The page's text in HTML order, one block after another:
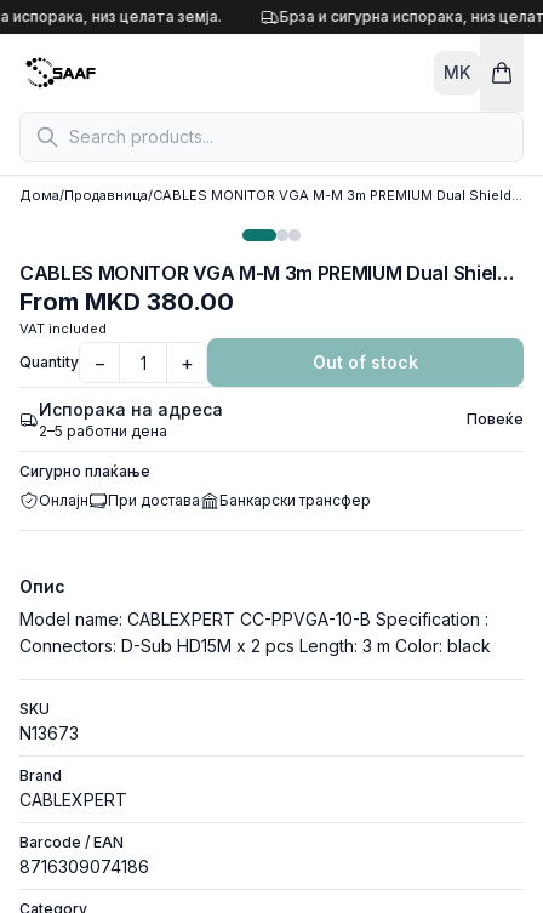
Skip to content
испорака, низ целата земја. Брза и сигурна испорака, низ
MK
Дома/Продавница/ CABLES MONITOR VGA M-M 3m PREMIUM Dual Shielded w/ Ferrite Core CABLEXPERT, CC-PPVGA-10-B
CABLES MONITOR VGA M-M 3m PREMIUM Dual Shielded w/ Ferrite Core CABLEXPERT, CC-PPVGA-10-B
From MKD 380.00
VAT included
Quantity − + Out of stock
Испорака на адреса
2–5 работни дена
Повеќе
Сигурно плаќање
Онлајн
При достава Банкарски трансфер
Опис
Model name: CABLEXPERT CC-PPVGA-10-B Specification :
Connectors: D-Sub HD15M x 2 pcs Length: 3 m Color: black
SKU
N13673
Brand
CABLEXPERT
Barcode / EAN
8716309074186
Category